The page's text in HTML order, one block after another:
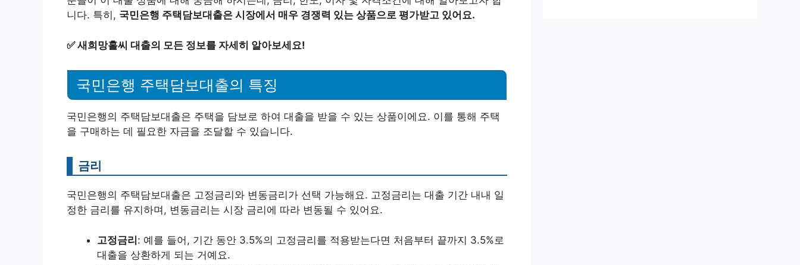
니다. 특히, 국민은행 주택담보대출은 시장에서 매우 경쟁력 있는 상품으로 평가받고 있어요.
✅새희망홀씨 대출의 모든 정보를 자세히 알아보세요!
국민은행 주택담보대출의 특징
국민은행의 주택담보대출은 주택을 담보로 하여 대출을 받을 수 있는 상품이에요. 이를 통해 주택
을 구매하는 데 필요한 자금을 조달할 수 있습니다.
금리
국민은행의 주택담보대출은 고정금리와 변동금리가 선택 가능해요. 고정금리는 대출 기간 내내 일
정한 금리를 유지하며, 변동금리는 시장 금리에 따라 변동될 수 있어요.
고정금리: 예를 들어, 기간 동안 3.5%의 고정금리를 적용받는다면 처음부터 끝까지 3.5%로
대출을 상환하게 되는 거예요.